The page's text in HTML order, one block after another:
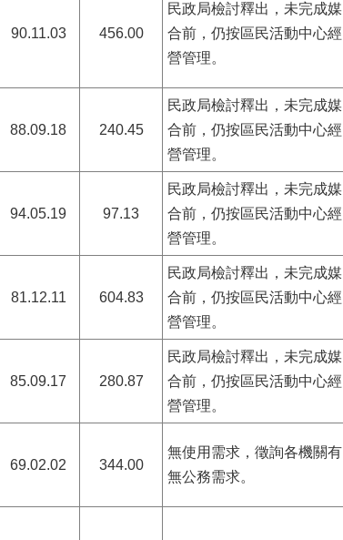
90.11.03 456.00
民政局檢討釋出，未完成媒
合前，仍按區民活動中心經
營管理。
88.09.18 240.45
民政局檢討釋出，未完成媒
合前，仍按區民活動中心經
營管理。
94.05.19 97.13
民政局檢討釋出，未完成媒
合前，仍按區民活動中心經
營管理。
81.12.11 604.83
民政局檢討釋出，未完成媒
合前，仍按區民活動中心經
營管理。
85.09.17 280.87
民政局檢討釋出，未完成媒
合前，仍按區民活動中心經
營管理。
69.02.02 344.00
無使用需求，徵詢各機關有
無公務需求。